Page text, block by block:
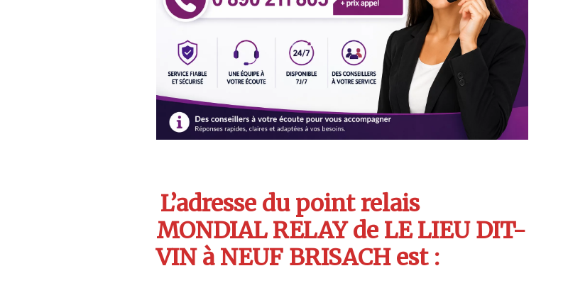
L’adresse du point relais
MONDIAL RELAY de LE LIEU DIT-
VIN à NEUF BRISACH est :